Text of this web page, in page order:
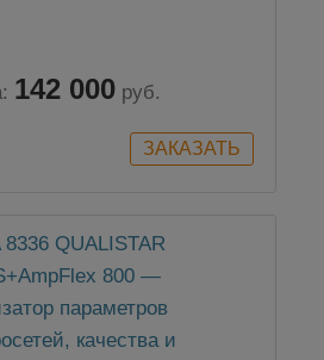
142 000 руб.